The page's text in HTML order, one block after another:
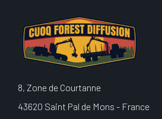
8, Zone de Courtanne
43620 Saint Pal de Mons - France